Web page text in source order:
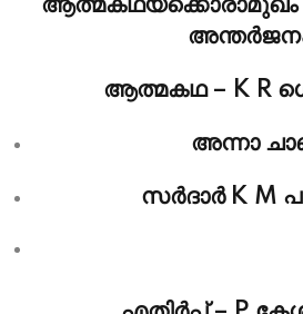
ആത്മകഥയ്ക്കൊരാമുഖം
ആത്മകഥ – K R
അന്നാ
സര്‍ദാര്‍ K M